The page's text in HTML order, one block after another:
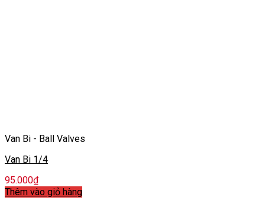
Van Bi - Ball Valves
Van Bi 1/4
95.000₫
Thêm vào giỏ hàng